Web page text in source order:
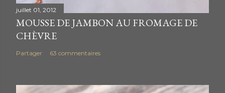
juillet 01, 2012
MOUSSE DE JAMBON AU FROMAGE DE
CHÈVRE
Partager 63 commentaires